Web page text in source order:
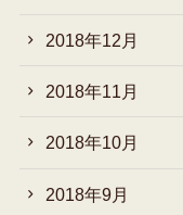
2018年12月
2018年11月
2018年10月
2018年9月